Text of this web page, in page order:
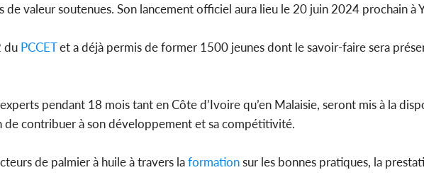
de valeur soutenues. Son lancement officiel aura lieu le 20 juin 2024 prochain à
du PCCETet a déjà permis de former 1500 jeunes dont le savoir-faire sera
pendant 18 mois tant en Côte d’Ivoire qu’en Malaisie, seront mis à la
de contribuer à son développement et sa compétitivité.
de palmier à huile à travers laformationsur les bonnes pratiques, la